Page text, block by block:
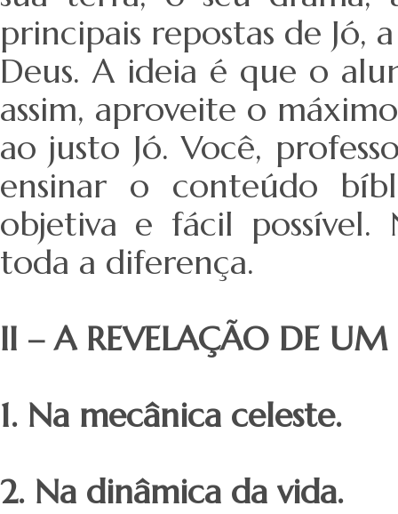
principais repostas de Jó,
Deus. A ideia é que o
assim, aproveite o
ao justo Jó. Você,
ensinar o conteúdo
objetiva e fácil possível.
toda a diferença.
II – A REVELAÇÃO DE
1. Na mecânica celeste.
2. Na dinâmica da vida.